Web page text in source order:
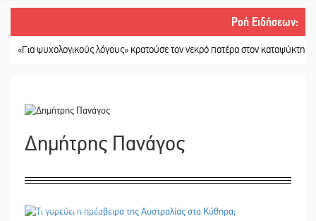
Ροή Ειδήσεων:
ψυχολογικούς λόγους» κρατούσε τον νεκρό πατέρα στον καταψύκτη ||
Δημήτρης Πανάγος